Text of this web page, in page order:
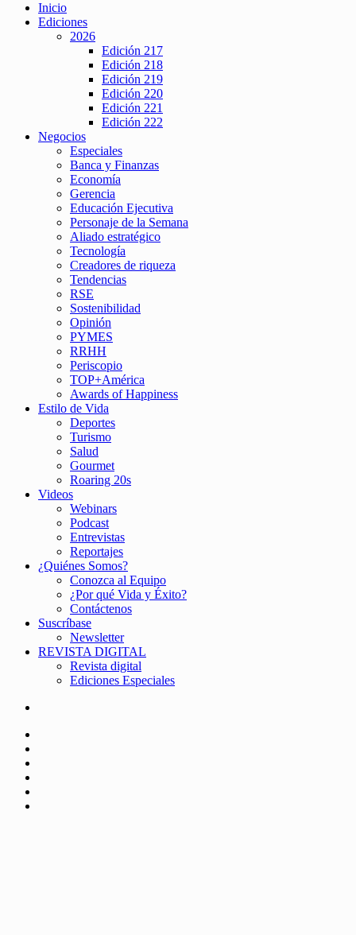
Inicio
Ediciones
2026
Edición 217
Edición 218
Edición 219
Edición 220
Edición 221
Edición 222
Negocios
Especiales
Banca y Finanzas
Economía
Gerencia
Educación Ejecutiva
Personaje de la Semana
Aliado estratégico
Tecnología
Creadores de riqueza
Tendencias
RSE
Sostenibilidad
Opinión
PYMES
RRHH
Periscopio
TOP+América
Awards of Happiness
Estilo de Vida
Deportes
Turismo
Salud
Gourmet
Roaring 20s
Videos
Webinars
Podcast
Entrevistas
Reportajes
¿Quiénes Somos?
Conozca al Equipo
¿Por qué Vida y Éxito?
Contáctenos
Suscríbase
Newsletter
REVISTA DIGITAL
Revista digital
Ediciones Especiales